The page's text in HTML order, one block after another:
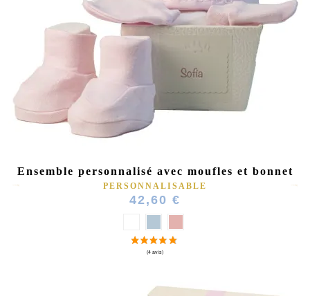
Ensemble personnalisé avec moufles et bonnet
PERSONNALISABLE
42,60 €